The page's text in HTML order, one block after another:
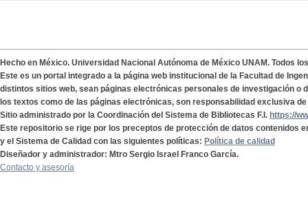
Hecho en México. Universidad Nacional Autónoma de México UNAM. Todos
Este es un portal integrado a la página web institucional de la Facultad de
distintos sitios web, sean páginas electrónicas personales de investigación o
los textos como de las páginas electrónicas, son responsabilidad exclusiva
Sitio administrado por la Coordinación del Sistema de Bibliotecas F.I. https://
Este repositorio se rige por los preceptos de protección de datos contenidos
y el Sistema de Calidad con las siguientes políticas: Política de calidad
Diseñador y administrador: Mtro Sergio Israel Franco García.
Contacto y asesoría